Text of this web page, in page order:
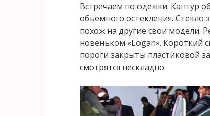
Встречаем по одежки. Каптур
объемного остекления. Стекло
похож на другие свои модели.
новеньком «Logan». Короткий
пороги закрыты пластиковой
смотрятся нескладно.